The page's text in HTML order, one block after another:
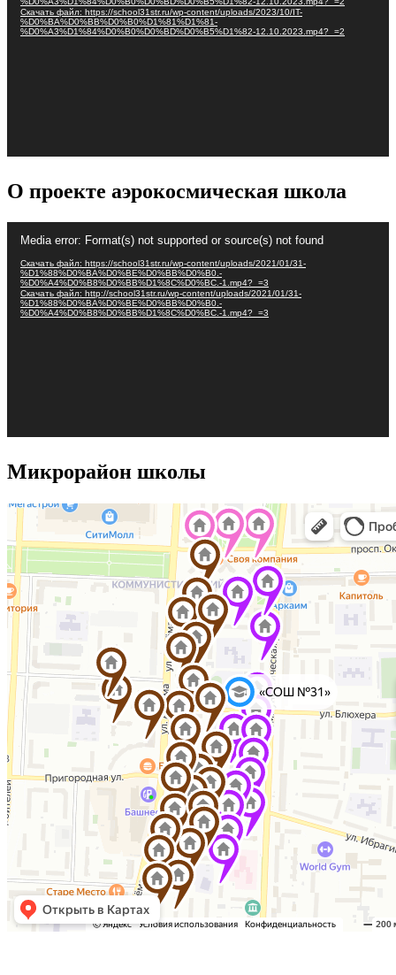
Скачать файл: https://school31str.ru/wp-content/uploads/2023/10/IT-
%D0%BA%D0%BB%D0%B0%D1%81%D1%81-
%D0%A3%D1%84%D0%B0%D0%BD%D0%B5%D1%82-12.10.2023.mp4?_=2
О проекте аэрокосмическая школа
Видеоплеер
Media error: Format(s) not supported or source(s) not found
Скачать файл: https://school31str.ru/wp-content/uploads/2021/01/31-
%D1%88%D0%BA%D0%BE%D0%BB%D0%B0.-
%D0%A4%D0%B8%D0%BB%D1%8C%D0%BC.-1.mp4?_=3
Скачать файл: http://school31str.ru/wp-content/uploads/2021/01/31-
%D1%88%D0%BA%D0%BE%D0%BB%D0%B0.-
%D0%A4%D0%B8%D0%BB%D1%8C%D0%BC.-1.mp4?_=3
Микрорайон школы